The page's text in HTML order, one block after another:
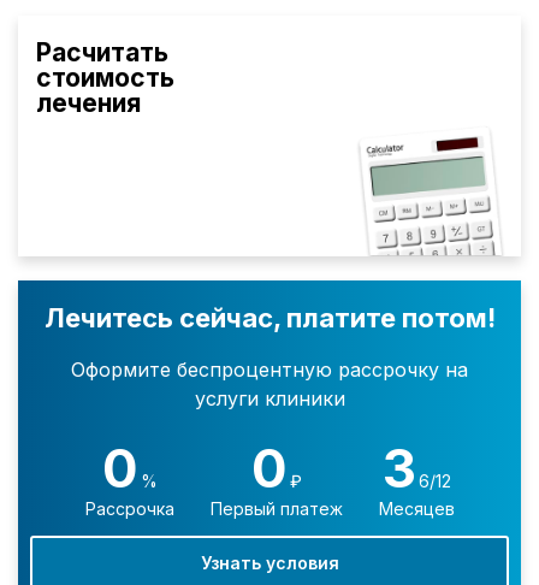
Расчитать
стоимость
лечения
Лечитесь сейчас, платите потом!
Оформите беспроцентную рассрочку на
услуги клиники
0 %
Рассрочка
0 ₽
Первый платеж
3 6/12
Месяцев
Узнать условия